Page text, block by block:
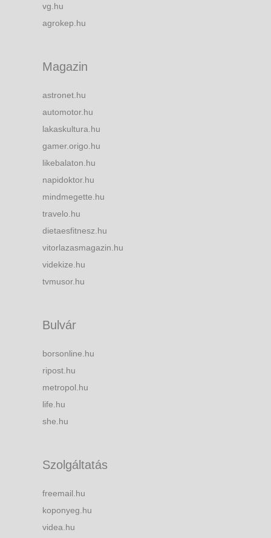
vg.hu
agrokep.hu
Magazin
astronet.hu
automotor.hu
lakaskultura.hu
gamer.origo.hu
likebalaton.hu
napidoktor.hu
mindmegette.hu
travelo.hu
dietaesfitnesz.hu
vitorlazasmagazin.hu
videkize.hu
tvmusor.hu
Bulvár
borsonline.hu
ripost.hu
metropol.hu
life.hu
she.hu
Szolgáltatás
freemail.hu
koponyeg.hu
videa.hu